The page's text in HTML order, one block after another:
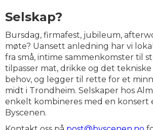
Selskap?
Bursdag, firmafest, jubileum,
møte? Uansett anledning har vi
fra små, intime sammenkomster til
tilpasser mat, drikke og det
behov, og legger til rette for et
midt i Trondheim. Selskaper hos
enkelt kombineres med en konsert
Byscenen.